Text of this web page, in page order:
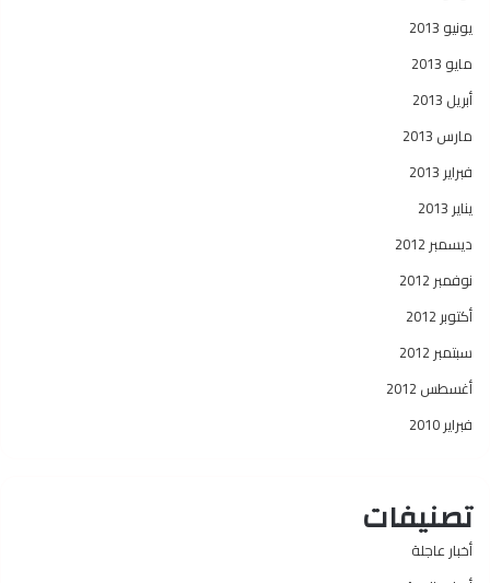
يونيو 2013
مايو 2013
أبريل 2013
مارس 2013
فبراير 2013
يناير 2013
ديسمبر 2012
نوفمبر 2012
أكتوبر 2012
سبتمبر 2012
أغسطس 2012
فبراير 2010
تصنيفات
أخبار عاجلة